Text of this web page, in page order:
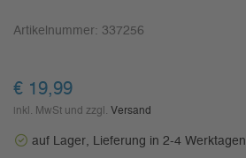
Artikelnummer: 337256
€ 19,99
inkl. MwSt und zzgl. Versand
auf Lager, Lieferung in 2-4 Werktagen